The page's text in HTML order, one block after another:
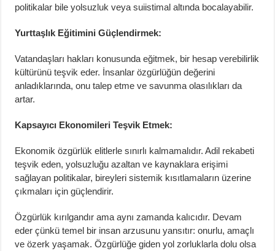
politikalar bile yolsuzluk veya suiistimal altında bocalayabilir.
Yurttaşlık Eğitimini Güçlendirmek:
Vatandaşları hakları konusunda eğitmek, bir hesap verebilirlik
kültürünü teşvik eder. İnsanlar özgürlüğün değerini
anladıklarında, onu talep etme ve savunma olasılıkları da
artar.
Kapsayıcı Ekonomileri Teşvik Etmek:
Ekonomik özgürlük elitlerle sınırlı kalmamalıdır. Adil rekabeti
teşvik eden, yolsuzluğu azaltan ve kaynaklara erişimi
sağlayan politikalar, bireyleri sistemik kısıtlamaların üzerine
çıkmaları için güçlendirir.
Özgürlük kırılgandır ama aynı zamanda kalıcıdır. Devam
eder çünkü temel bir insan arzusunu yansıtır: onurlu, amaçlı
ve özerk yaşamak. Özgürlüğe giden yol zorluklarla dolu olsa